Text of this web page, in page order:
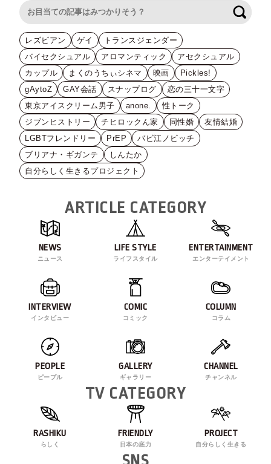
レズビアン ゲイ
トランスジェンダー
バイセクシュアル
アロマンティック
アセクシュアル
カップル
まくのうちぃシネマ 映画
Pickles!
gAytoZ
GAY会話 スナップログ
恋の三十一文字
東京アイスクリーム男子
anone.
性トーク
ジブンヒストリー
チヒロックん家 同性婚
友情結婚
LGBTフレンドリー
PrEP
バビ江ノビッチ
ブリアナ・ギガンテ
しんたか
自分らしく生きるプロジェクト
ARTICLE CATEGORY
NEWS
ニュース
LIFE STYLE
ライフスタイル
ENTERTAINMENT
エンターテイメント
INTERVIEW
インタビュー
COMIC
コミック
COLUMN
コラム
PEOPLE
ピープル
GALLERY
ギャラリー
CHANNEL
チャンネル
TV CATEGORY
RASHIKU
らしく
FRIENDLY
日本の底力
PROJECT
自分らしく生きる